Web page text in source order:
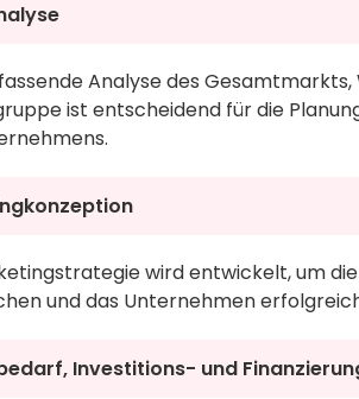
Analyse des
ist entscheidend für die
wird entwickelt, um
und das Unternehmen
Investitions- und